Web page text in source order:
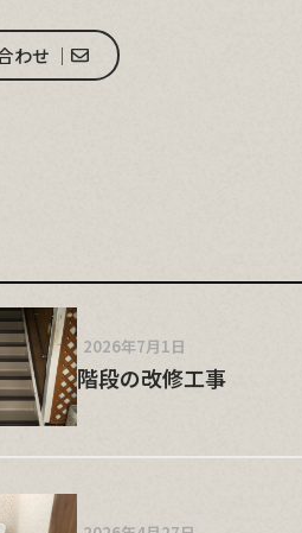
わせ │
2026年7月1日
階段の改修工事